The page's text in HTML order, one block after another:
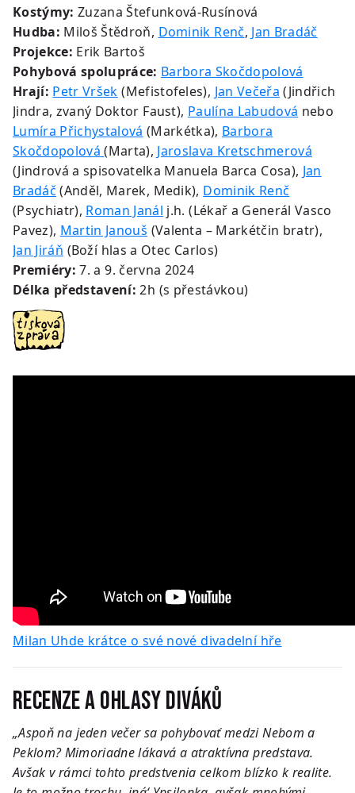
Kostýmy: Zuzana Štefunková-Rusínová
Hudba: Miloš Štědroň, Dominik Renč, Jan Bradáč
Projekce: Erik Bartoš
Pohybová spolupráce: Barbora Skočdopolová
Hrají: Petr Vršek (Mefistofeles), Jan Večeřa (Jindřich
Jindra, zvaný Doktor Faust), Paulína Labudová nebo
Lumíra Přichystalová (Markétka), Barbora
Skočdopolová(Marta), Jaroslava Kretschmerová
(Jindrová a spisovatelka Manuela Barca Cosa), Jan
Bradáč (Anděl, Marek, Medik), Dominik Renč
(Psychiatr), Roman Janál j.h. (Lékař a Generál Vasco
Pavez), Martin Janouš (Valenta – Markétčin bratr),
Jan Jiráň (Boží hlas a Otec Carlos)
Premiéry: 7. a 9. června 2024
Délka představení: 2h (s přestávkou)
Milan Uhde krátce o své nové divadelní hře
Recenze a ohlasy diváků
„Aspoň na jeden večer sa pohybovať medzi Nebom a
Peklom? Mimoriadne lákavá a atraktívna predstava.
Avšak v rámci tohto predstvenia celkom blízko k realite.